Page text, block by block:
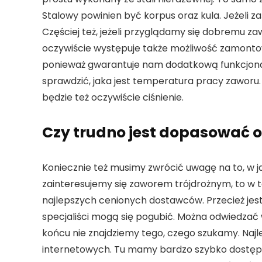
Stalowy powinien być korpus oraz kula. Jeżeli
Częściej też, jeżeli przyglądamy się dobremu
oczywiście występuje także możliwość
ponieważ gwarantuje nam dodatkową
sprawdzić, jaka jest temperatura pracy zaworu.
będzie też oczywiście ciśnienie.
Czy trudno jest dopasować
Koniecznie też musimy zwrócić uwagę na to, w
zainteresujemy się zaworem trójdrożnym, to
najlepszych cenionych dostawców. Przecież
specjaliści mogą się pogubić. Można
końcu nie znajdziemy tego, czego szukamy.
internetowych. Tu mamy bardzo szybko